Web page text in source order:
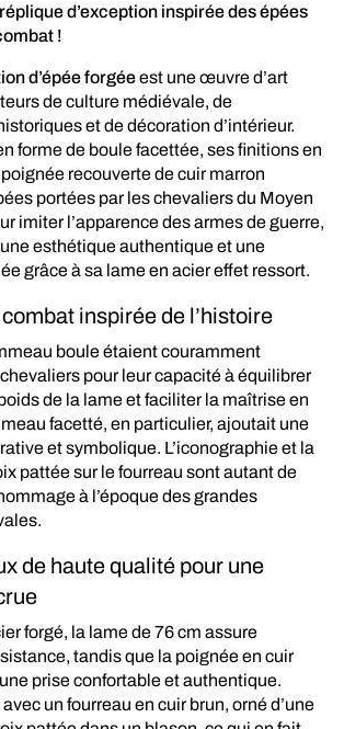
d’exception inspirée des épées
!
d’épée forgéeest une œuvre d’art
de culture médiévale, de
et de décoration d’intérieur.
forme de boule facettée, ses finitions en
recouverte de cuir marron
portées par les chevaliers du Moyen
imiter l’apparence des armes de guerre,
esthétique authentique et une
grâce à sa lame en acier effet ressort.
inspirée de l’histoire
boule étaient couramment
pour leur capacité à équilibrer
de la lame et faciliter la maîtrise en
facetté, en particulier, ajoutait une
et symbolique. L’iconographie et la
pattée sur le fourreau sont autant de
à l’époque des grandes
de haute qualité pour une
forgé, la lame de 76 cm assure
tandis que la poignée en cuir
prise confortable et authentique.
avec un fourreau en cuir brun, orné d’une